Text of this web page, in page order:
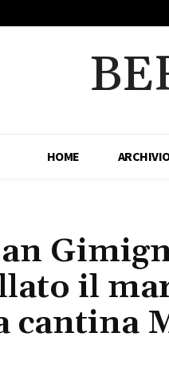
HOME
il
cantina